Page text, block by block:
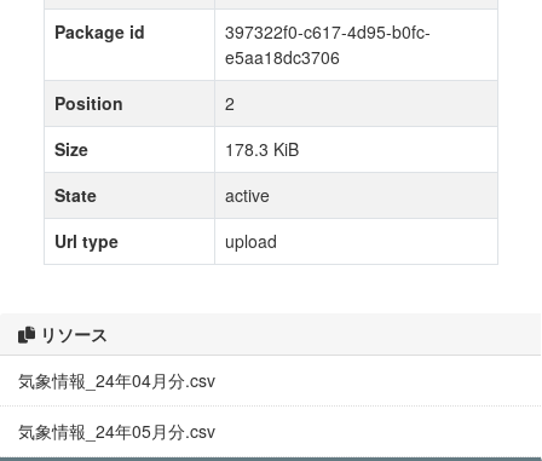
リソース
気象情報_24年04月分.csv
気象情報_24年05月分.csv
Package id
397322f0-c617-4d95-b0fc-
e5aa18dc3706
Position
2
Size
178.3 KiB
State
active
Url type
upload